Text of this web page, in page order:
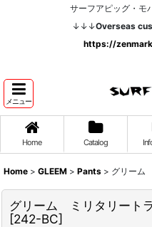
サーフアピッグ・モ
↓↓↓Overseas
https://
メニュー
Home Catalog
Home > GLEEM > Pants > グリーム
グリーム ミリタリート
[242-BC]